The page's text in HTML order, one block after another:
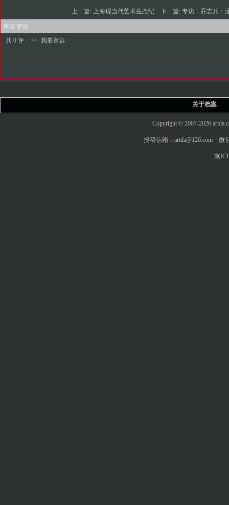
上一篇: 上海现当代艺术生态纪.. 下一篇: 专访︱乔志兵：
网友评论
共 0 评
>> 我要留言
关于档案
Copyright © 2007-2026
投稿信箱：artda@126.com 微
京